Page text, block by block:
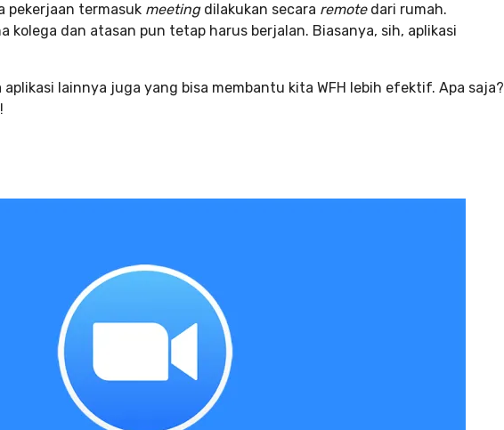
pekerjaan termasuk meeting dilakukan secara remote dari rumah.
kolega dan atasan pun tetap harus berjalan. Biasanya, sih, aplikasi
aplikasi lainnya juga yang bisa membantu kita WFH lebih efektif. Apa saja?